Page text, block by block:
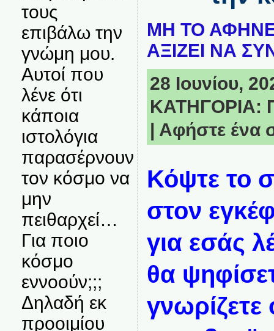
τους
επιβάλω την
γνώμη μου.
Αυτοί που
λένε ότι
κάποια
ιστολόγια
παρασέρνουν
τον κόσμο να
μην
πειθαρχεί…
Για ποιο
κόσμο
εννοούν;;;
Δηλαδή εκ
προοιμίου
ΜΗ ΤΟ
ΑΞΙΖΕΙ ΝΑ
28 Ιουνίου,
ΚΑΤΗΓΟΡΙΑ:
| Αφήστε ένα
Κόψτε το
στον
για εσάς
θα
γνωρίζετε